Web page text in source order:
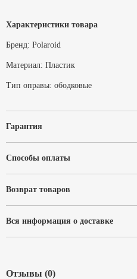
Характеристики товара
Бренд: Polaroid
Материал: Пластик
Тип оправы: ободковые
Гарантия
Способы оплаты
Возврат товаров
Вся информация о доставке
Отзывы (0)